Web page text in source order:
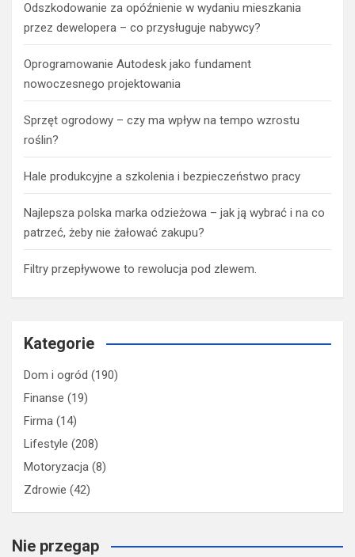
Odszkodowanie za opóźnienie w wydaniu mieszkania
przez dewelopera – co przysługuje nabywcy?
Oprogramowanie Autodesk jako fundament
nowoczesnego projektowania
Sprzęt ogrodowy – czy ma wpływ na tempo wzrostu
roślin?
Hale produkcyjne a szkolenia i bezpieczeństwo pracy
Najlepsza polska marka odzieżowa – jak ją wybrać i na co
patrzeć, żeby nie żałować zakupu?
Filtry przepływowe to rewolucja pod zlewem.
Kategorie
Dom i ogród (190)
Finanse (19)
Firma (14)
Lifestyle (208)
Motoryzacja (8)
Zdrowie (42)
Nie przegap